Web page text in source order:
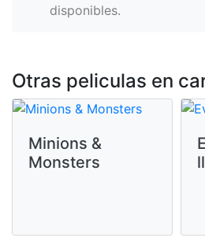
disponibles.
Otras peliculas en
Minions &
Monsters